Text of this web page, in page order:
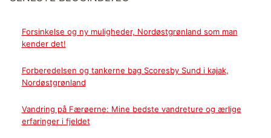
Forsinkelse og ny muligheder, Nordøstgrønland som man
kender det!
Forberedelsen og tankerne bag Scoresby Sund i kajak,
Nordøstgrønland
Vandring på Færøerne: Mine bedste vandreture og ærlige
erfaringer i fjeldet